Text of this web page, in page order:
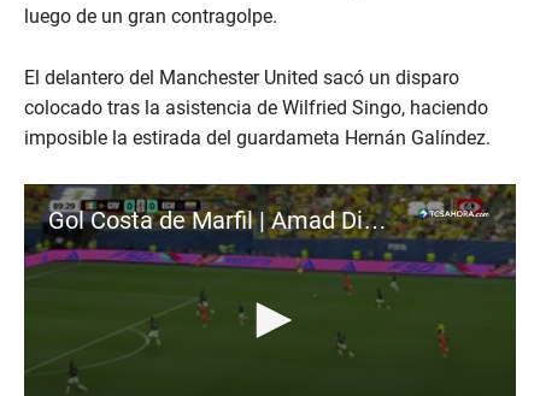
luego de un gran contragolpe.
El delantero del Manchester United sacó un disparo
colocado tras la asistencia de Wilfried Singo, haciendo
imposible la estirada del guardameta Hernán Galíndez.
Gol Costa de Marfil | Amad Diallo